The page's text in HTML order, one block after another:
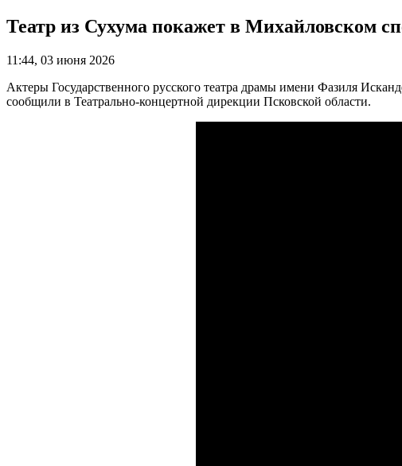
Театр из Сухума покажет в Михайловском
11:44, 03 июня 2026
Актеры Государственного русского театра драмы имени Фазиля
сообщили в Театрально-концертной дирекции Псковской области.